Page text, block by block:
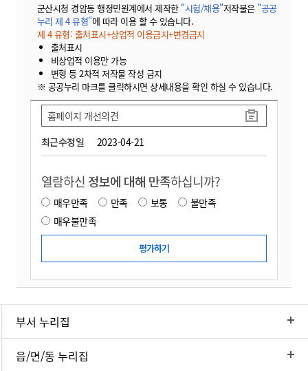
군산시청 경암동 행정민원계에서 제작한 "시험/채용"저작물은 "공공
누리 제 4 유형"에 따라 이용 할 수 있습니다.
제 4 유형: 출처표시+상업적 이용금지+변경금지
출처표시
비상업적 이용만 가능
변형 등 2차적 저작물 작성 금지
※ 공공누리 마크를 클릭하시면 상세내용을 확인 하실 수 있습니다.
최근수정일 2023-04-21
홈페이지 개선의견
열람하신 정보에 대해 만족하십니까?
매우만족 만족 보통
불만족
매우불만족
부서 누리집
읍/면/동 누리집